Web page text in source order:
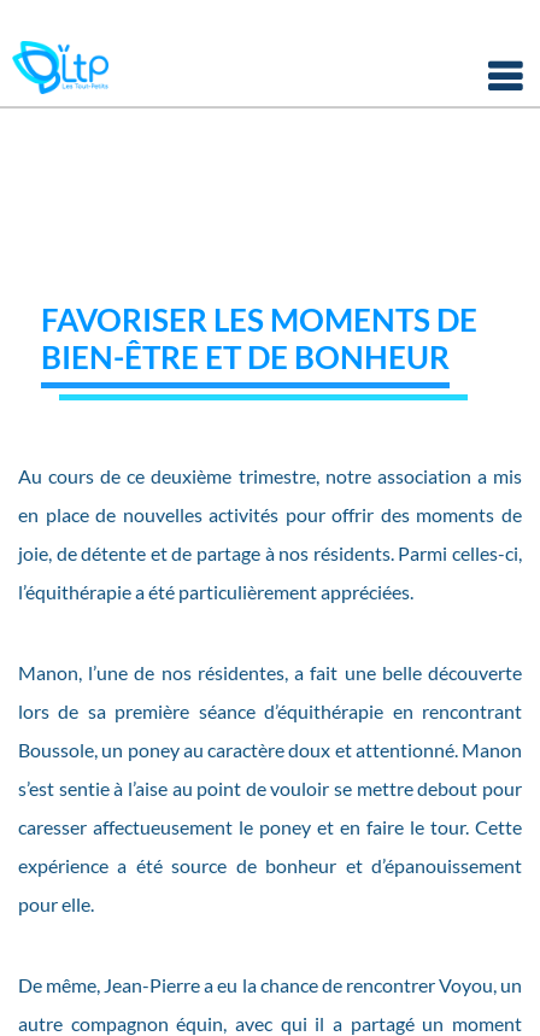
Skip
to
FAVORISER LES MOMENTS DE
BIEN-ÊTRE ET DE BONHEUR
Au cours de ce deuxième trimestre, notre association a mis
en place de nouvelles activités pour offrir des moments de
joie, de détente et de partage à nos résidents. Parmi celles-ci,
l’équithérapie a été particulièrement appréciées.
Manon, l’une de nos résidentes, a fait une belle découverte
lors de sa première séance d’équithérapie en rencontrant
Boussole, un poney au caractère doux et attentionné. Manon
s’est sentie à l’aise au point de vouloir se mettre debout pour
caresser affectueusement le poney et en faire le tour. Cette
expérience a été source de bonheur et d’épanouissement
pour elle.
De même, Jean-Pierre a eu la chance de rencontrer Voyou, un
autre compagnon équin, avec qui il a partagé un moment